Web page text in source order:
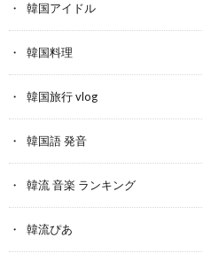
韓国アイドル
韓国料理
韓国旅行 vlog
韓国語 発音
韓流 音楽 ランキング
韓流ぴあ